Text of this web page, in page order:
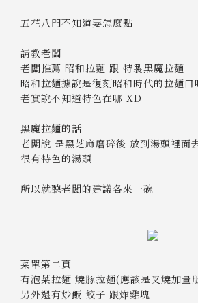
五花八門不知道要怎麼點
請教老闆
老闆推薦 昭和拉麵 跟 特製黑魔拉麵
昭和拉麵據說是復刻昭和時代的拉麵口
老實說不知道特色在哪 XD
黑魔拉麵的話
老闆說 是黑芝麻磨碎後 放到湯頭裡面
很有特色的湯頭
所以就聽老闆的建議各來一碗
菜單第二頁
有泡菜拉麵 燒豚拉麵(應該是叉燒加量
另外還有炒飯 餃子 跟炸雞塊